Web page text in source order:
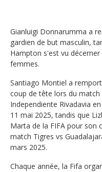
Gianluigi Donnarumma a
gardien de but masculin,
Hampton s'est vu
femmes.
Santiago Montiel a
coup de tête lors du match
Independiente Rivadavia
11 mai 2025, tandis que
Marta de la FIFA pour son
match Tigres vs
mars 2025.
Chaque année, la Fifa